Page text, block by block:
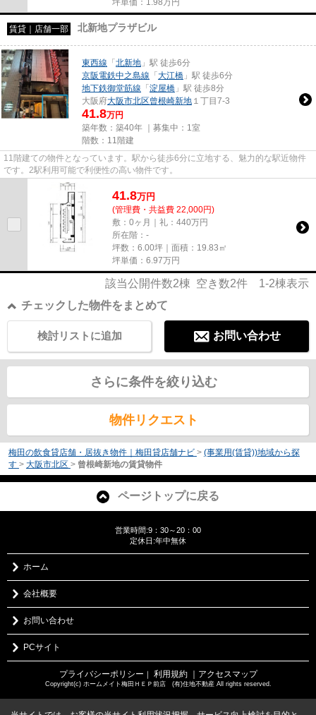
坪単価： 1.98万円
賃貸｜店舗一部 北新地プラザビル
東西線 「 北新地 」駅 徒歩6分
京阪電鉄中之島線 「 大江橋 」駅 徒歩6分
地下鉄御堂筋線 「 淀屋橋 」駅 徒歩8分
大阪府大阪市北区曾根崎新地 １丁目7-3
41.8万円
築年数：築40年 ｜募集中： 1室
階数：11階建
11階建ての物件となっています。駅から徒歩6分に立地する、魅力的な駅近物件
です。2駅利用可能で利便性の高い物件です。
41.8万円
(管理費・共益費 22,000円)
敷：0ヶ月｜礼：440万円
所在階：-
坪数：6.00坪｜面積：19.83㎡
坪単価： 6.97万円
該当公開件数2棟 空き数2件 1-2棟表示
チェックした物件をまとめて
お問い合わせ
検討リストに追加
さらに条件を絞り込む
物件リクエスト
梅田の飲食貸店舗・居抜き物件｜梅田貸店舗ナビ > (事業用(賃貸))地域から探
す > 大阪市北区 > 曾根崎新地の賃貸物件
ページトップに戻る
営業時間:9：30～20：00
定休日:年中無休
ホーム
会社概要
お問い合わせ
PCサイト
プライバシーポリシー ｜ 利用規約 ｜アクセスマップ
Copyright(c) ホームメイト梅田ＨＥＰ前店 (有)住地不動産 All rights reserved.